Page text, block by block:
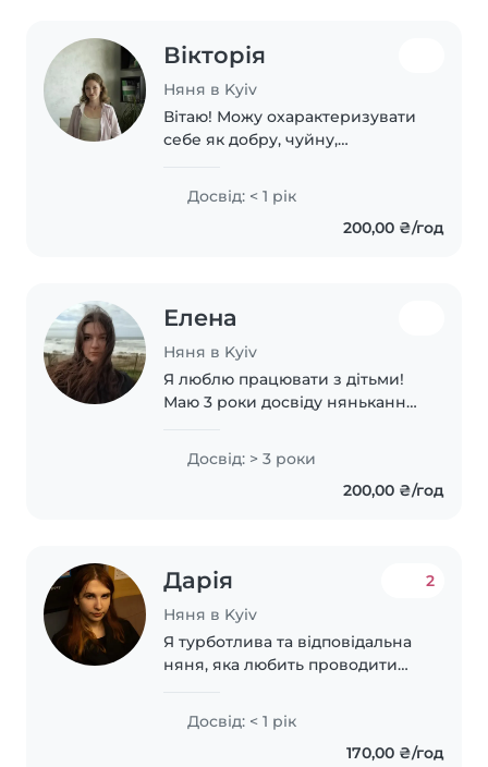
Вікторія
Няня в Kyiv
Вітаю! Можу охарактеризувати
себе як добру, чуйну,
розумну дівчину. Наразі
працюю в садочку Монтесорі
простору. Буду рада допомогти
Досвід: < 1 рік
200,00 ₴/год
Елена
Няня в Kyiv
Я люблю працювати з дітьми!
Маю 3 роки досвіду нянькання,
дошкільного та молодшого
шкільного віку. Вмію малювати,
робити ручні роботи та грати
Досвід: > 3 роки
200,00 ₴/год
Дарія
Няня в Kyiv
2
Я турботлива та відповідальна
няня, яка любить проводити
з домашнім завданням,
підтягнути знання(маю досвід
репетиторства), почитати,
Досвід: < 1 рік
170,00 ₴/год